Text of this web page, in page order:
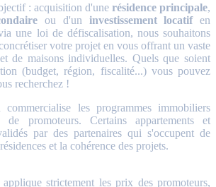
: acquisition d'une résidence principale,
ou d'un investissement locatifen
une loi de défiscalisation, nous souhaitons
votre projet en vous offrant un vaste
de maisons individuelles. Quels que soient
(budget, région, fiscalité...) vous pouvez
recherchez !
les programmes immobiliers
promoteurs. Certains appartements et
par des partenaires qui s'occupent de
et la cohérence des projets.
strictement les prix des promoteurs,